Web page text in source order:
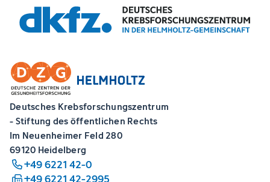
Deutsches Krebsforschungszentrum
- Stiftung des öffentlichen Rechts
Im Neuenheimer Feld 280
69120 Heidelberg
+49 6221 42-0